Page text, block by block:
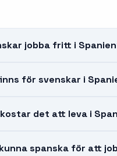
jobba fritt i
för svenskar i
det att leva i
spanska för att